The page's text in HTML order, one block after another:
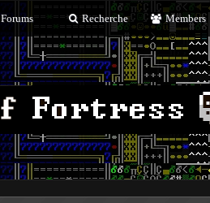
Forums Recherche Members